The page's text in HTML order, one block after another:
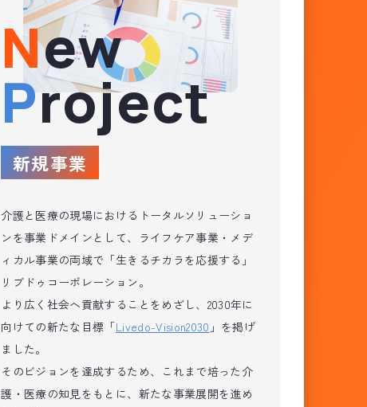
New
Project
新規事業
介護と医療の現場におけるトータルソリューショ
ンを事業ドメインとして、ライフケア事業・メデ
ィカル事業の両域で「生きるチカラを応援する」
リブドゥコーポレーション。
より広く社会へ貢献することをめざし、2030年に
向けての新たな目標「Livedo-Vision2030 」を掲げ
ました。
そのビジョンを達成するため、これまで培った介
護・医療の知見をもとに、新たな事業展開を進め